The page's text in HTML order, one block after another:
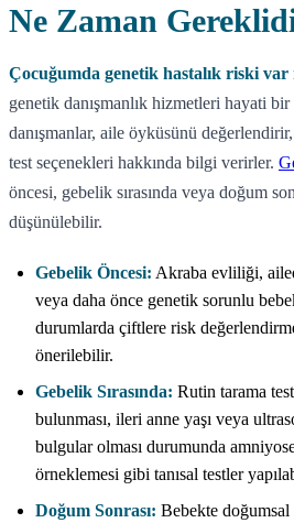
Ne Zaman
Çocuğumda genetik hastalık riski var
genetik danışmanlık hizmetleri hayati
danışmanlar, aile öyküsünü
test seçenekleri hakkında bilgi verirler.
öncesi, gebelik sırasında veya doğum
düşünülebilir.
Gebelik Öncesi: Akraba evliliği,
veya daha önce genetik sorunlu
durumlarda çiftlere risk
önerilebilir.
Gebelik Sırasında: Rutin tarama
bulunması, ileri anne yaşı veya
bulgular olması durumunda
örneklemesi gibi tanısal testler
Doğum Sonrası: Bebekte